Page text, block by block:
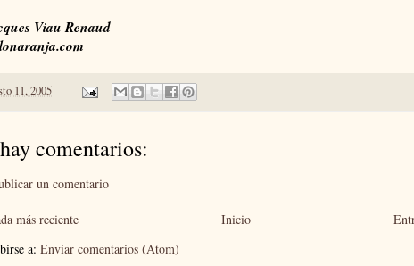
Viau Renaud
11, 2005
comentarios:
un comentario
más reciente
Inicio
a: Enviar comentarios (Atom)